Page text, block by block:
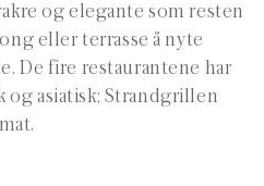
og elegante som resten
eller terrasse å nyte
De fire restaurantene har
og asiatisk; Strandgrillen